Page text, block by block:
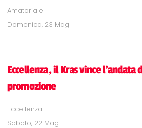
Amatoriale
Domenica, 23 Mag
Eccellenza, il Kras vince l'andata
promozione
Eccellenza
Sabato, 22 Mag